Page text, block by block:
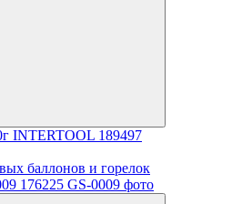
INTERTOOL 189497